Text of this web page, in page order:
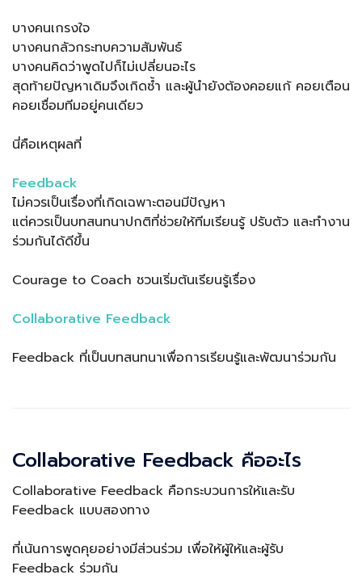
บางคนเกรงใจ
บางคนกลัวกระทบความสัมพันธ์
บางคนคิดว่าพูดไปก็ไม่เปลี่ยนอะไร
สุดท้ายปัญหาเดิมจึงเกิดซ้ำ และผู้นำยังต้องคอยแก้ คอยเตือน
คอยเชื่อมทีมอยู่คนเดียว
นี่คือเหตุผลที่
Feedback
ไม่ควรเป็นเรื่องที่เกิดเฉพาะตอนมีปัญหา
แต่ควรเป็นบทสนทนาปกติที่ช่วยให้ทีมเรียนรู้ ปรับตัว และทำงาน
ร่วมกันได้ดีขึ้น
Courage to Coach ชวนเริ่มต้นเรียนรู้เรื่อง
Collaborative Feedback
Feedback ที่เป็นบทสนทนาเพื่อการเรียนรู้และพัฒนาร่วมกัน
Collaborative Feedback คืออะไร
Collaborative Feedback คือกระบวนการให้และรับ
Feedback แบบสองทาง
ที่เน้นการพูดคุยอย่างมีส่วนร่วม เพื่อให้ผู้ให้และผู้รับ
Feedback ร่วมกัน